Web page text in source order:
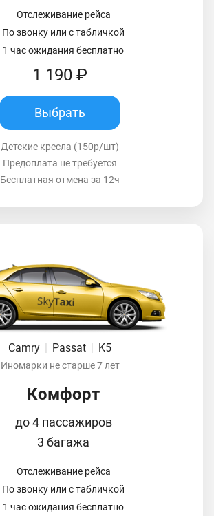
Отслеживание рейса
По звонку или с табличкой
1 час ожидания бесплатно
1 190 ₽
Выбрать
Детские кресла (150р/шт)
Предоплата не требуется
Бесплатная отмена за 12ч
Camry Passat K5
Иномарки не старше 7 лет
Комфорт
до 4 пассажиров
3 багажа
Отслеживание рейса
По звонку или с табличкой
1 час ожидания бесплатно